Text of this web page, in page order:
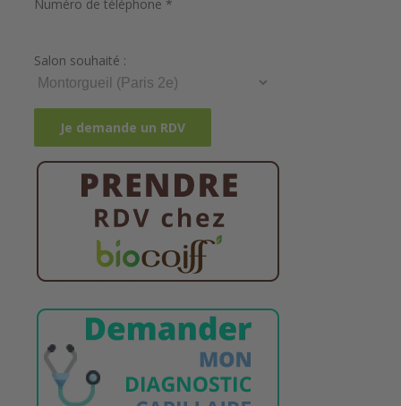
Numéro de téléphone *
Salon souhaité :